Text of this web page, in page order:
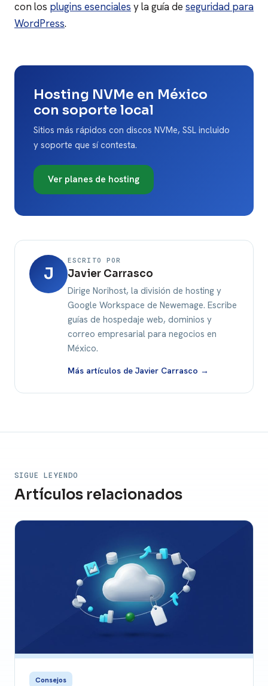
con los plugins esenciales y la guía de seguridad para
WordPress.
Hosting NVMe en México
con soporte local
Sitios más rápidos con discos NVMe, SSL incluido
y soporte que sí contesta.
Ver planes de hosting
J
ESCRITO POR
Javier Carrasco
Dirige Norihost, la división de hosting y
Google Workspace de Newemage. Escribe
guías de hospedaje web, dominios y
correo empresarial para negocios en
México.
Más artículos de Javier Carrasco →
SIGUE LEYENDO
Artículos relacionados
Consejos